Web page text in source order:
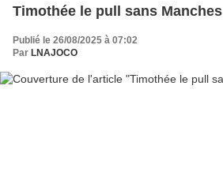
Timothée le pull sans Manches
Publié le 26/08/2025 à 07:02
Par LNAJOCO